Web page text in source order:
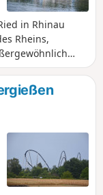
in Rhinau
Rheins,
geeignet.